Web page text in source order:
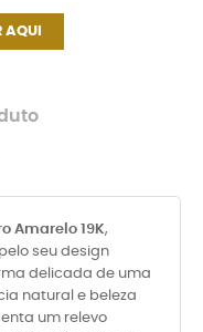
AQUI
Amarelo 19K,
seu design
delicada de uma
natural e beleza
um relevo